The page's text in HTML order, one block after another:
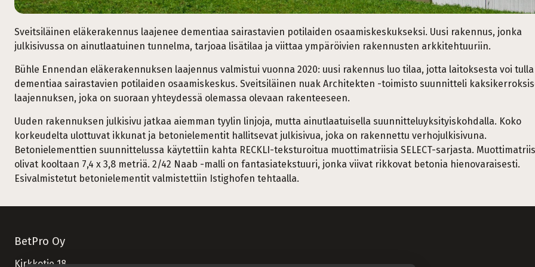
Sveitsiläinen eläkerakennus laajenee dementiaa sairastavien potilaiden osaamiskeskukseksi. Uusi rakennus, jonka
julkisivussa on ainutlaatuinen tunnelma, tarjoaa lisätilaa ja viittaa ympäröivien rakennusten arkkitehtuuriin.
Bühle Ennendan eläkerakennuksen laajennus valmistui vuonna 2020: uusi rakennus luo tilaa, jotta laitoksesta voi tulla
dementiaa sairastavien potilaiden osaamiskeskus. Sveitsiläinen nuak Architekten -toimisto suunnitteli
laajennuksen, joka on suoraan yhteydessä olemassa olevaan rakenteeseen.
Uuden rakennuksen julkisivu jatkaa aiemman tyylin linjoja, mutta ainutlaatuisella suunnitteluyksityiskohdalla. Koko
korkeudelta ulottuvat ikkunat ja betonielementit hallitsevat julkisivua, joka on rakennettu verhojulkisivuna.
Betonielementtien suunnittelussa käytettiin kahta RECKLI-teksturoitua muottimatriisia SELECT-sarjasta.
olivat kooltaan 7,4 x 3,8 metriä. 2/42 Naab -malli on fantasiatekstuuri, jonka viivat rikkovat betonia hienovaraisesti.
Esivalmistetut betonielementit valmistettiin Istighofen tehtaalla.
BetPro Oy
Kirkkotie 18